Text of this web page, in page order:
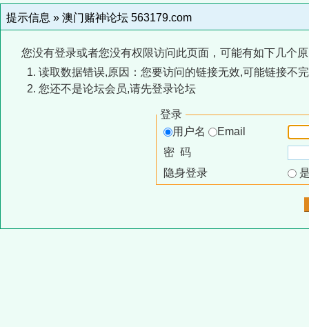
提示信息 » 澳门赌神论坛 563179.com
您没有登录或者您没有权限访问此页面，可能有如下几个
读取数据错误,原因：您要访问的链接无效,可能链接不
您还不是论坛会员,请先登录论坛
登录
用户名
Email
密 码
隐身登录